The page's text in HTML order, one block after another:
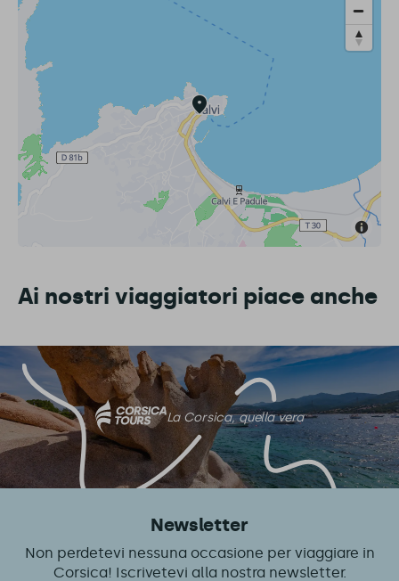
Ai nostri viaggiatori piace anche
La Corsica, quella vera
Newsletter
Non perdetevi nessuna occasione per viaggiare in
Corsica! Iscrivetevi alla nostra newsletter.